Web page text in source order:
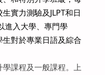
實力測驗及JLPT和日
進入大學、專門學
對於專業日語及綜合
課程及一般課程。上